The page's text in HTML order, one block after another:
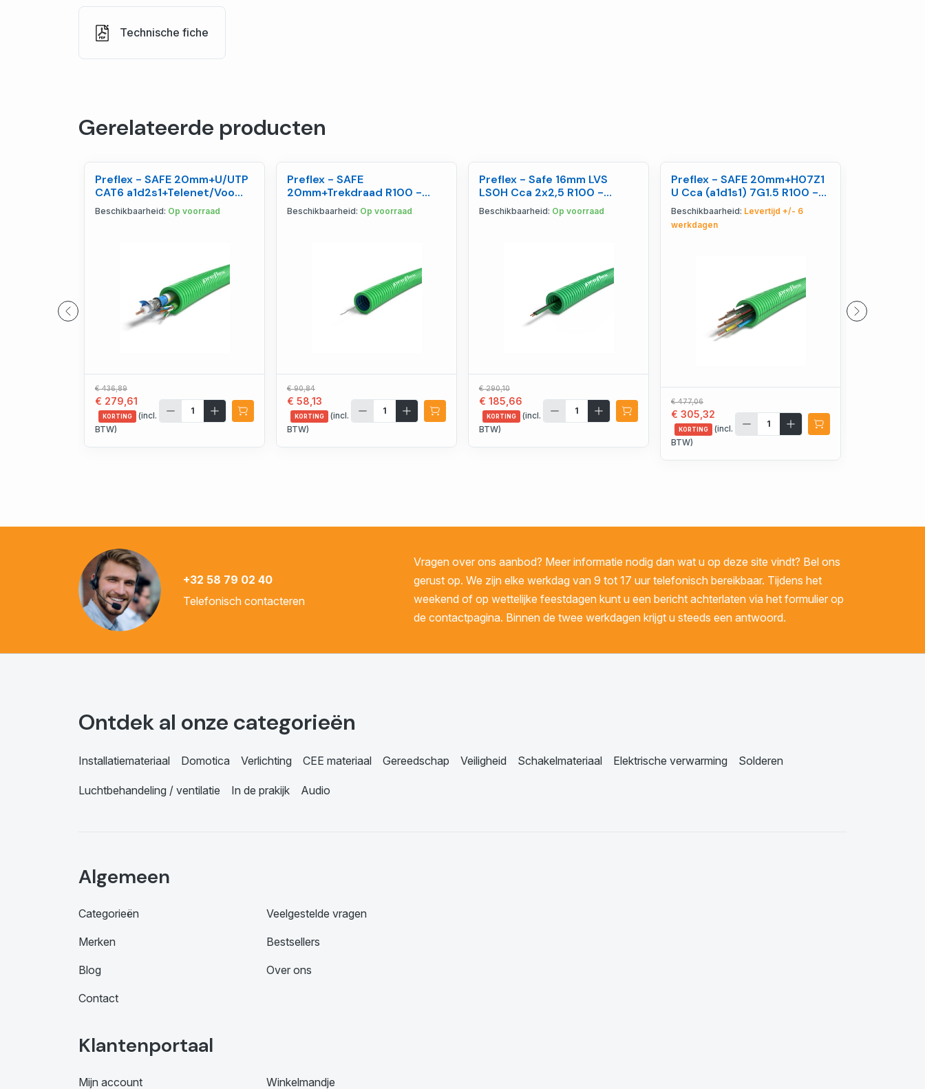
Technische fiche
Gerelateerde producten
Preflex - SAFE 20mm+U/UTP
CAT6 a1d2s1+Telenet/Voo
Indoor R100 Cca -
1234001444
Beschikbaarheid: Op voorraad
€ 436,89
€ 279,61
KORTING
(incl.
BTW)
Preflex - SAFE
20mm+Trekdraad R100 -
1234000236
Beschikbaarheid: Op voorraad
€ 90,84
€ 58,13
KORTING
(incl.
BTW)
Preflex - Safe 16mm LVS
LS0H Cca 2x2,5 R100 -
1234003256
Beschikbaarheid: Op voorraad
€ 290,10
€ 185,66
KORTING
(incl.
BTW)
Preflex - SAFE 20mm+H07Z1
U Cca (a1d1s1) 7G1.5 R100 -
1234000614
Beschikbaarheid: Levertijd +/- 6
werkdagen
€ 477,06
€ 305,32
KORTING
(incl.
BTW)
+32 58 79 02 40
Telefonisch contacteren
Vragen over ons aanbod? Meer informatie nodig dan wat u op deze site vindt? Bel ons
gerust op. We zijn elke werkdag van 9 tot 17 uur telefonisch bereikbaar. Tijdens het
weekend of op wettelijke feestdagen kunt u een bericht achterlaten via het formulier op
de contactpagina. Binnen de twee werkdagen krijgt u steeds een antwoord.
Ontdek al onze categorieën
Installatiemateriaal Domotica Verlichting CEE materiaal Gereedschap Veiligheid Schakelmateriaal Elektrische verwarming Solderen
Luchtbehandeling / ventilatie In de prakijk Audio
Algemeen
Categorieën Veelgestelde vragen
Merken Bestsellers
Blog Over ons
Contact
Klantenportaal
Mijn account Winkelmandje